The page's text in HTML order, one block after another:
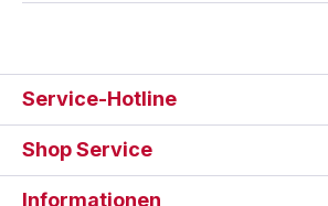
Service-Hotline
Shop Service
Informationen